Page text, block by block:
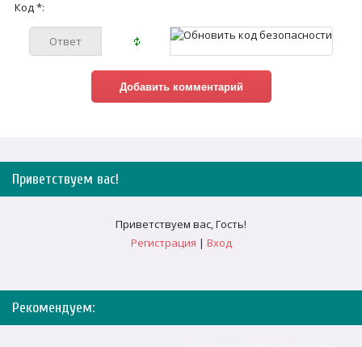
Код *:
Приветствуем вас!
Приветствуем вас,Гость!
Регистрация | Вход
Рекомендуем: